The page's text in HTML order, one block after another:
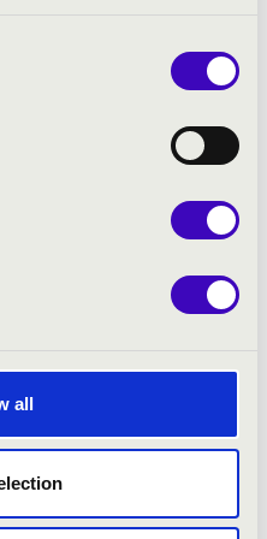
all
(BWV 601)
mindnyájan, 134. zs.